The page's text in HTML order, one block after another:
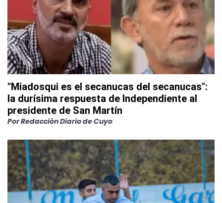
"Miadosqui es el secanucas del secanucas":
la durísima respuesta de Independiente al
presidente de San Martín
PorRedacción Diario de Cuyo